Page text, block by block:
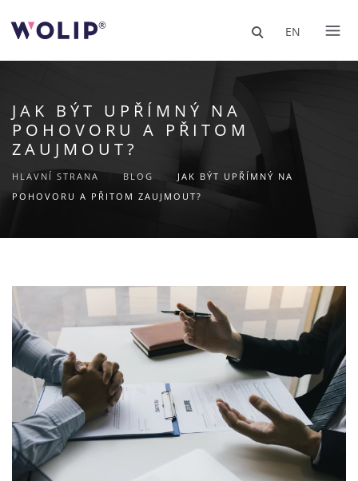
EN
JAK BÝT UPŘÍMNÝ NA
POHOVORU A PŘITOM
ZAUJMOUT?
HLAVNÍ STRANA BLOG
JAK BÝT UPŘÍMNÝ NA
POHOVORU A PŘITOM ZAUJMOUT?